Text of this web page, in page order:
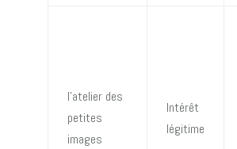
l’atelier des
petites
images
Intérêt
légitime